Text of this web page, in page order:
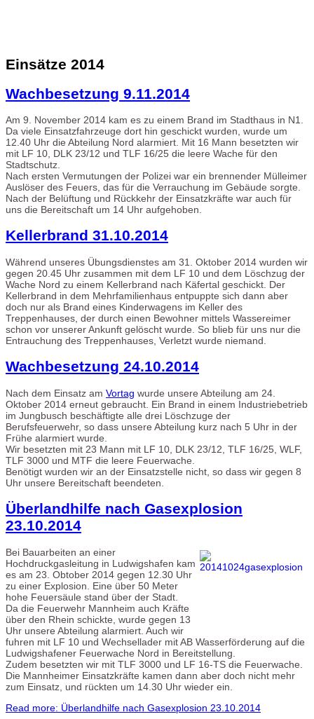
Einsätze 2014
Wachbesetzung 9.11.2014
Am 9. November 2014 kam es zu einem Brand im Stadthaus in N1.
Da viele Einsatzfahrzeuge dort hin geschickt wurden, wurde um
12.40 Uhr die Abteilung Nord alarmiert. Mit 16 Mann besetzten wir
mit LF 10, DLK 23/12 und TLF 16/25 die leere Wache für den
Stadtschutz.
Nach ersten Vermutungen der Polizei war ein brennender Mülleimer
Auslöser des Feuers, das für die Verrauchung im Gebäude sorgte.
Nach der Belüftung und Rückkehr der Einsatzkräfte war auch für
uns die Bereitschaft um 14 Uhr aufgehoben.
Kellerbrand 31.10.2014
Während unseres Übungsdienstes am 31. Oktober 2014 wurden wir
gegen 20.45 Uhr zusammen mit dem LF 10 und dem Löschzug der
Wache Nord zu einem Kellerbrand nach Käfertal geschickt. Der
Kellerbrand in dem Mehrfamilienhaus entpuppte sich dann aber
doch nur als Brand eines Kinderwagens im Keller des
Treppenhauses, der durch einen Bewohner mittels Wassereimer
schon vor unserer Ankunft gelöscht wurde. So blieb für uns nur die
Entrauchung des Treppenhauses, Verletzt wurde niemand.
Wachbesetzung 24.10.2014
Nach dem Einsatz am Vortag wurde unsere Abteilung am 24.
Oktober 2014 erneut gebraucht. Ein Brand in einem Industriebetrieb
im Jungbusch beschäftigte alle drei Löschzuge der
Berufsfeuerwehr, so dass unsere Abteilung kurz nach 5 Uhr in der
Frühe alarmiert wurde.
Wir besetzten mit 23 Mann mit LF 10, DLK 23/12, TLF 16/25, WLF,
TLF 3000 und MTF die leere Feuerwache.
Benötigt wurden wir an der Einsatzstelle nicht, so dass wir gegen 8
Uhr unsere Bereitschaft beendeten.
Überlandhilfe nach Gasexplosion
23.10.2014
Bei Bauarbeiten an einer
Hochdruckgasleitung in Ludwigshafen kam
es am 23. Obtober 2014 gegen 12.30 Uhr
zu einer Explosion. Eine über 50 Meter
hohe Feuersäule stand über der Stadt.
Da die Feuerwehr Mannheim auch Kräfte
über den Rhein schickte, wurde gegen 13
Uhr unsere Abteilung alarmiert. Auch wir
fuhren mit LF 10 und Wechsellader mit AB Wasserförderung auf die
Ludwigshafener Feuerwache Nord in Bereitstellung.
Zudem besetzten wir mit TLF 3000 und LF 16-TS die Feuerwache.
Die Mannheimer Einsatzkräfte kamen dann aber doch nicht mehr
zum Einsatz, und rückten um 14.30 Uhr wieder ein.
Read more: Überlandhilfe nach Gasexplosion 23.10.2014